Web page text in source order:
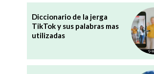
Diccionario de la jerga
TikTok y sus palabras mas
utilizadas